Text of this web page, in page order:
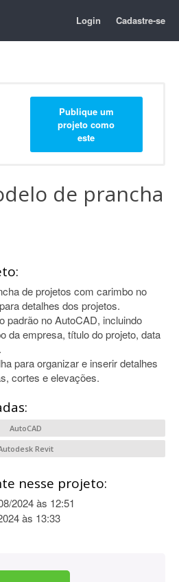
Login Cadastre-se
Publique um
projeto como
este
de prancha
de projetos com carimbo no
detalhes dos projetos.
padrão no AutoCAD, incluindo
da empresa, título do projeto, data
para organizar e inserir detalhes
cortes e elevações.
AutoCAD
Revit
nesse projeto:
2024 às 12:51
às 13:33